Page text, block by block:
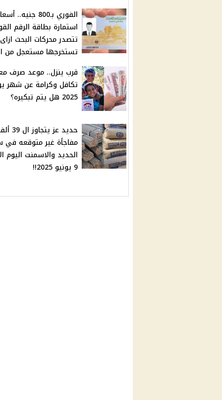
الفوري بـ800 جنيه..
استمارة بطاقة الرقم
تتصدر محركات البحث ازاى
تستخرجها مستعجل من
قرب ينزل.. موعد صرف
تكافل وكرامة عن شهر
2025 هل يتم تبكيره؟
حديد عز
مفاجأة غير متوقعه في
الحديد والاسمنت اليوم
9 يونيو 2025!!